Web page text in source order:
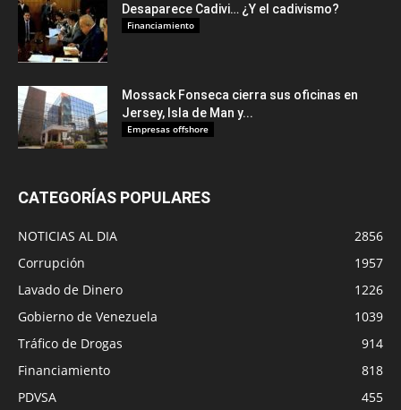
Desaparece Cadivi… ¿Y el cadivismo?
Financiamiento
Mossack Fonseca cierra sus oficinas en
Jersey, Isla de Man y...
Empresas offshore
CATEGORÍAS POPULARES
NOTICIAS AL DIA
2856
Corrupción
1957
Lavado de Dinero
1226
Gobierno de Venezuela
1039
Tráfico de Drogas
914
Financiamiento
818
PDVSA
455